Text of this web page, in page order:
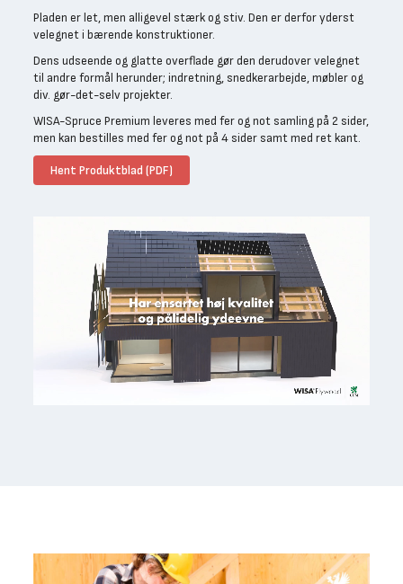
Pladen er let, men alligevel stærk og stiv. Den er derfor yderst
velegnet i bærende konstruktioner.
Dens udseende og glatte overflade gør den derudover velegnet
til andre formål herunder; indretning, snedkerarbejde, møbler og
div. gør-det-selv projekter.
WISA-Spruce Premium leveres med fer og not samling på 2 sider,
men kan bestilles med fer og not på 4 sider samt med ret kant.
Hent Produktblad (PDF)